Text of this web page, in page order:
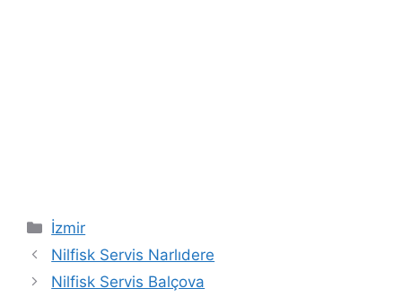
Kategoriler
İzmir
Nilfisk Servis Narlıdere
Nilfisk Servis Balçova